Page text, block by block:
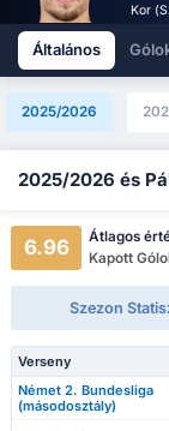
Kor
Általános
2025/2026
2025/2026 és
6.96
Átlagos
Kapott
Szezon
Verseny
Német 2. Bundesliga
(másodosztály)